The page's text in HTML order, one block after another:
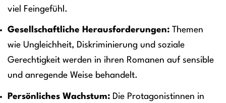
viel Feingefühl.
Gesellschaftliche Herausforderungen: Themen
wie Ungleichheit, Diskriminierung und soziale
Gerechtigkeit werden in ihren Romanen auf sensible
und anregende Weise behandelt.
Persönliches Wachstum: Die Protagonistinnen in